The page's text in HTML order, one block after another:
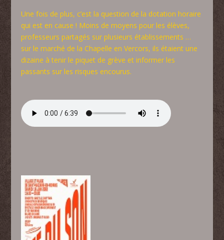
Une fois de plus, c’est la question de la dotation horaire
qui est en cause ! Moins de moyens pour les élèves,
professeurs partagés sur plusieurs établissements …
sur le marché de la Chapelle en Vercors, ils étaient une
dizaine à tenir le piquet de grève et informer les
passants sur les risques encourus.